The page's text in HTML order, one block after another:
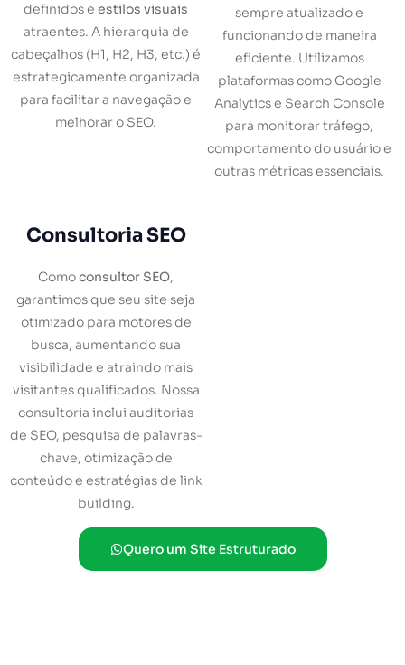
definidos e estilos visuais
atraentes. A hierarquia de
cabeçalhos (H1, H2, H3, etc.) é
estrategicamente organizada
para facilitar a navegação e
melhorar o SEO.
sempre atualizado e
funcionando de maneira
eficiente. Utilizamos
plataformas como Google
Analytics e Search Console
para monitorar tráfego,
comportamento do usuário e
outras métricas essenciais.
Consultoria SEO
Comoconsultor SEO,
garantimos que seu site seja
otimizado para motores de
busca, aumentando sua
visibilidade e atraindo mais
visitantes qualificados. Nossa
consultoria inclui auditorias
de SEO, pesquisa de palavras-
chave, otimização de
conteúdo e estratégias de link
building.
Quero um Site Estruturado